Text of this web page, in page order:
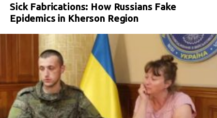
Sick Fabrications: How Russians Fake
Epidemics in Kherson Region